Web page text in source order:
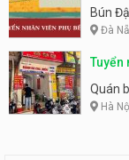
Tiên
Bún
Đà
Tuyển
Quán
Hà